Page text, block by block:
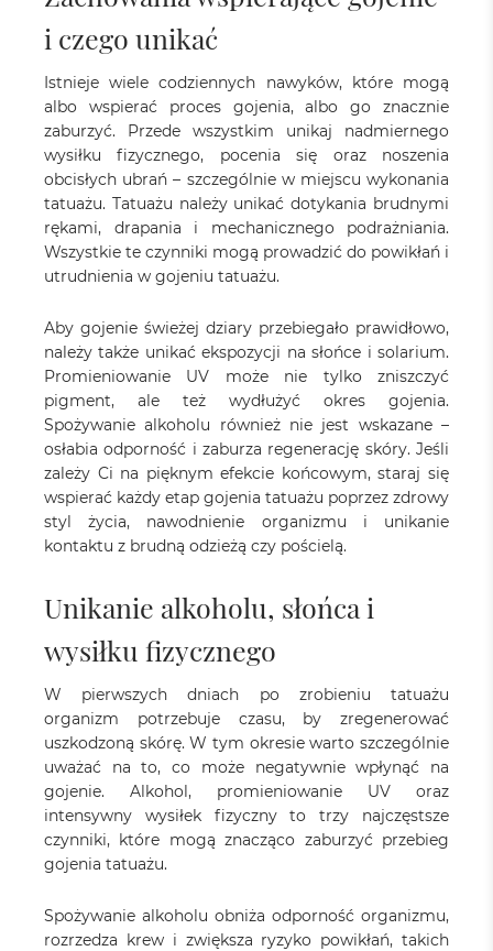
i czego unikać
Istnieje wiele codziennych nawyków, które mogą
albo wspierać proces gojenia, albo go znacznie
zaburzyć. Przede wszystkim unikaj nadmiernego
wysiłku fizycznego, pocenia się oraz noszenia
obcisłych ubrań – szczególnie w miejscu wykonania
tatuażu. Tatuażu należy unikać dotykania brudnymi
rękami, drapania i mechanicznego podrażniania.
Wszystkie te czynniki mogą prowadzić do powikłań i
utrudnienia w gojeniu tatuażu.
Aby gojenie świeżej dziary przebiegało prawidłowo,
należy także unikać ekspozycji na słońce i solarium.
Promieniowanie UV może nie tylko zniszczyć
pigment, ale też wydłużyć okres gojenia.
Spożywanie alkoholu również nie jest wskazane –
osłabia odporność i zaburza regenerację skóry. Jeśli
zależy Ci na pięknym efekcie końcowym, staraj się
wspierać każdy etap gojenia tatuażu poprzez zdrowy
styl życia, nawodnienie organizmu i unikanie
kontaktu z brudną odzieżą czy pościelą.
Unikanie alkoholu, słońca i
wysiłku fizycznego
W pierwszych dniach po zrobieniu tatuażu
organizm potrzebuje czasu, by zregenerować
uszkodzoną skórę. W tym okresie warto szczególnie
uważać na to, co może negatywnie wpłynąć na
gojenie. Alkohol, promieniowanie UV oraz
intensywny wysiłek fizyczny to trzy najczęstsze
czynniki, które mogą znacząco zaburzyć przebieg
gojenia tatuażu.
Spożywanie alkoholu obniża odporność organizmu,
rozrzedza krew i zwiększa ryzyko powikłań, takich